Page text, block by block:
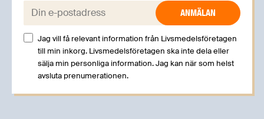
E-post:
Jag vill få relevant information från Livsmedelsföretagen
till min inkorg. Livsmedelsföretagen ska inte dela eller
sälja min personliga information. Jag kan när som helst
avsluta prenumerationen.